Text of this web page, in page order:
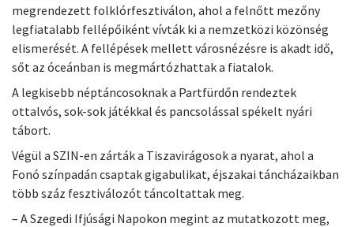
megrendezett folklórfesztiválon, ahol a felnőtt mezőny
legfiatalabb fellépőiként vívták ki a nemzetközi közönség
elismerését. A fellépések mellett városnézésre is akadt idő,
sőt az óceánban is megmártózhattak a fiatalok.
A legkisebb néptáncosoknak a Partfürdőn rendeztek
ottalvós, sok-sok játékkal és pancsolással spékelt nyári
tábort.
Végül a SZIN-en zárták a Tiszavirágosok a nyarat, ahol a
Fonó színpadán csaptak gigabulikat, éjszakai táncházaikban
több száz fesztiválozót táncoltattak meg.
– A Szegedi Ifjúsági Napokon megint az mutatkozott meg,